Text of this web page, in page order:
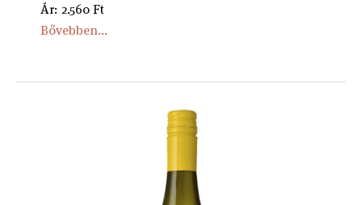
Ár: 2.560 Ft
Bővebben...